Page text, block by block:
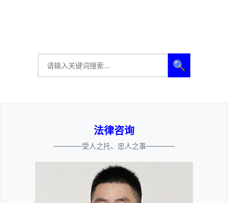
🔍
法律咨询
————受人之托、忠人之事————